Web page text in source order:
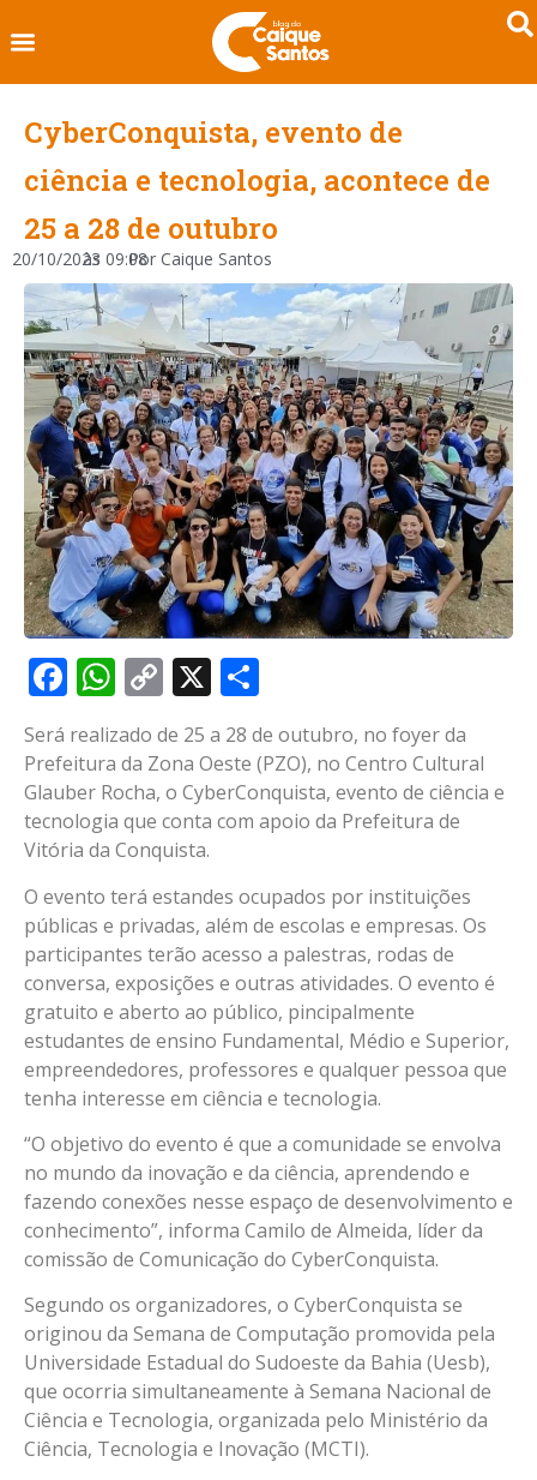
CyberConquista, evento de
ciência e tecnologia, acontece de
25 a 28 de outubro
20/10/2023
às 09:08
Por Caique Santos
Facebook
WhatsApp
Copy
Link
X
Será realizado de 25 a 28 de outubro, no foyer da
Prefeitura da Zona Oeste (PZO), no Centro Cultural
Glauber Rocha, o CyberConquista, evento de ciência e
tecnologia que conta com apoio da Prefeitura de
Vitória da Conquista.
O evento terá estandes ocupados por instituições
públicas e privadas, além de escolas e empresas. Os
participantes terão acesso a palestras, rodas de
conversa, exposições e outras atividades. O evento é
gratuito e aberto ao público, pincipalmente
estudantes de ensino Fundamental, Médio e Superior,
empreendedores, professores e qualquer pessoa que
tenha interesse em ciência e tecnologia.
“O objetivo do evento é que a comunidade se envolva
no mundo da inovação e da ciência, aprendendo e
fazendo conexões nesse espaço de desenvolvimento e
conhecimento”, informa Camilo de Almeida, líder da
comissão de Comunicação do CyberConquista.
Segundo os organizadores, o CyberConquista se
originou da Semana de Computação promovida pela
Universidade Estadual do Sudoeste da Bahia (Uesb),
que ocorria simultaneamente à Semana Nacional de
Ciência e Tecnologia, organizada pelo Ministério da
Ciência, Tecnologia e Inovação (MCTI).